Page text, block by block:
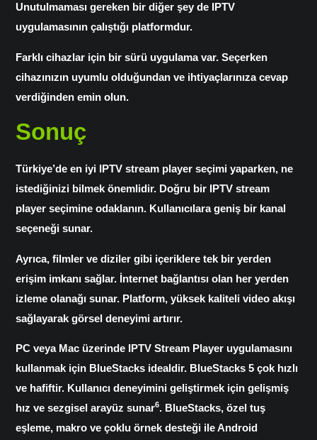
Unutulmaması gereken bir diğer şey de IPTV
uygulamasının çalıştığı platformdur.
Farklı cihazlar için bir sürü uygulama var. Seçerken
cihazınızın uyumlu olduğundan ve ihtiyaçlarınıza cevap
verdiğinden emin olun.
Sonuç
Türkiye’de en iyi IPTV stream player seçimi yaparken, ne
istediğinizi bilmek önemlidir. Doğru bir IPTV stream
player seçimine odaklanın. Kullanıcılara geniş bir kanal
seçeneği sunar.
Ayrıca, filmler ve diziler gibi içeriklere tek bir yerden
erişim imkanı sağlar. İnternet bağlantısı olan her yerden
izleme olanağı sunar. Platform, yüksek kaliteli video akışı
sağlayarak görsel deneyimi artırır.
PC veya Mac üzerinde IPTV Stream Player uygulamasını
kullanmak için BlueStacks idealdir. BlueStacks 5 çok hızlı
ve hafiftir. Kullanıcı deneyimini geliştirmek için gelişmiş
hız ve sezgisel arayüz sunar6. BlueStacks, özel tuş
eşleme, makro ve çoklu örnek desteği ile Android